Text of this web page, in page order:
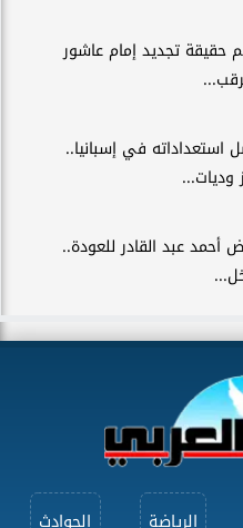
حقيقة تجديد إمام عاشور
استعداداته في إسبانيا..
وديات...
أحمد عبد القادر للعودة..
الرياضة الحوادث